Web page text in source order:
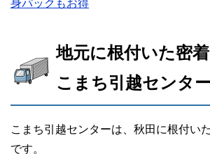
身パックもお得
地元に根付いた密
こまち引越センター
こまち引越センターは、秋田に根付い
です。